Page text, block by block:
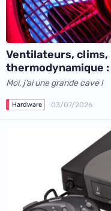
Ventilateurs, clims,
thermodynamique
Moi, j’ai une grande cave !
Hardware 03/07/2026